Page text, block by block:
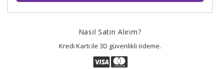
Nasıl Satın Alırım?
Kredi Kartı ile 3D güvenlikli ödeme.